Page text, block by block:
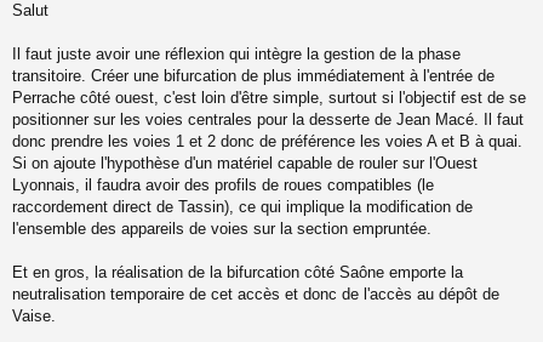
e
s
g
e
n
o
u
Salut
Il faut juste avoir une réflexion qui intègre la gestion de la phase
transitoire. Créer une bifurcation de plus immédiatement à l'entrée de
Perrache côté ouest, c'est loin d'être simple, surtout si l'objectif est de se
positionner sur les voies centrales pour la desserte de Jean Macé. Il faut
donc prendre les voies 1 et 2 donc de préférence les voies A et B à quai.
Si on ajoute l'hypothèse d'un matériel capable de rouler sur l'Ouest
Lyonnais, il faudra avoir des profils de roues compatibles (le
raccordement direct de Tassin), ce qui implique la modification de
l'ensemble des appareils de voies sur la section empruntée.
Et en gros, la réalisation de la bifurcation côté Saône emporte la
neutralisation temporaire de cet accès et donc de l'accès au dépôt de
Vaise.